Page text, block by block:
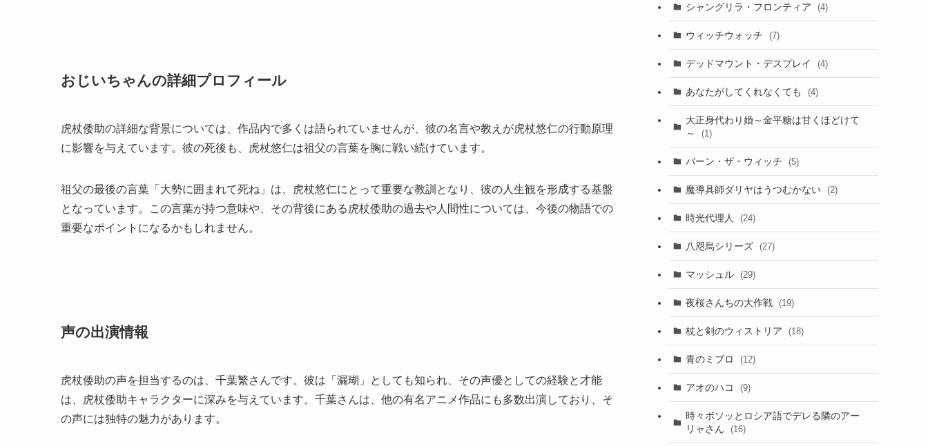
おじいちゃんの詳細プロフィール
虎杖倭助の詳細な背景については、作品内で多くは語られていませんが、彼の名言や教えが虎杖悠仁の行動原理
に影響を与えています。彼の死後も、虎杖悠仁は祖父の言葉を胸に戦い続けています。
祖父の最後の言葉「大勢に囲まれて死ね」は、虎杖悠仁にとって重要な教訓となり、彼の人生観を形成する基盤
となっています。この言葉が持つ意味や、その背後にある虎杖倭助の過去や人間性については、今後の物語での
重要なポイントになるかもしれません。
声の出演情報
虎杖倭助の声を担当するのは、千葉繁さんです。彼は「漏瑚」としても知られ、その声優としての経験と才能
は、虎杖倭助キャラクターに深みを与えています。千葉さんは、他の有名アニメ作品にも多数出演しており、そ
の声には独特の魅力があります。
シャングリラ・フロンティア (4)
ウィッチウォッチ (7)
デッドマウント・デスプレイ (4)
あなたがしてくれなくても (4)
大正身代わり婚～金平糖は甘くほどけて
～
(1)
バーン・ザ・ウィッチ (5)
魔導具師ダリヤはうつむかない (2)
時光代理人 (24)
八咫烏シリーズ (27)
マッシュル (29)
夜桜さんちの大作戦 (19)
杖と剣のウィストリア (18)
青のミブロ (12)
アオのハコ (9)
時々ボソッとロシア語でデレる隣のアー
リャさん
(16)